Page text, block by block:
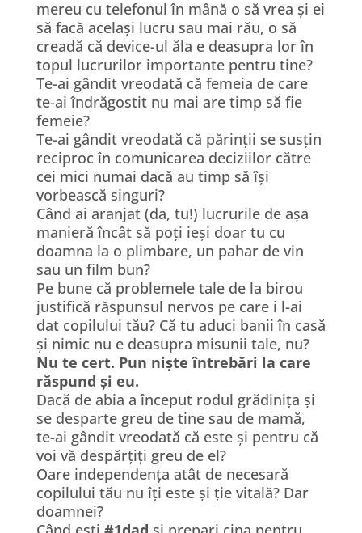
mereu cu telefonul în mână o să vrea și ei
să facă același lucru sau mai rău, o să
creadă că device-ul ăla e deasupra lor în
topul lucrurilor importante pentru tine?
Te-ai gândit vreodată că femeia de care
te-ai îndrăgostit nu mai are timp să fie
femeie?
Te-ai gândit vreodată că părinții se susțin
reciproc în comunicarea deciziilor către
cei mici numai dacă au timp să își
vorbească singuri?
Când ai aranjat (da, tu!) lucrurile de așa
manieră încât să poți ieși doar tu cu
doamna la o plimbare, un pahar de vin
sau un film bun?
Pe bune că problemele tale de la birou
justifică răspunsul nervos pe care i l-ai
dat copilului tău? Că tu aduci banii în casă
și nimic nu e deasupra misunii tale, nu?
Nu te cert. Pun niște întrebări la care
răspund și eu.
Dacă de abia a început rodul grădinița și
se desparte greu de tine sau de mamă,
te-ai gândit vreodată că este și pentru că
voi vă despărțiți greu de el?
Oare independența atât de necesară
copilului tău nu îți este și ție vitală? Dar
doamnei?